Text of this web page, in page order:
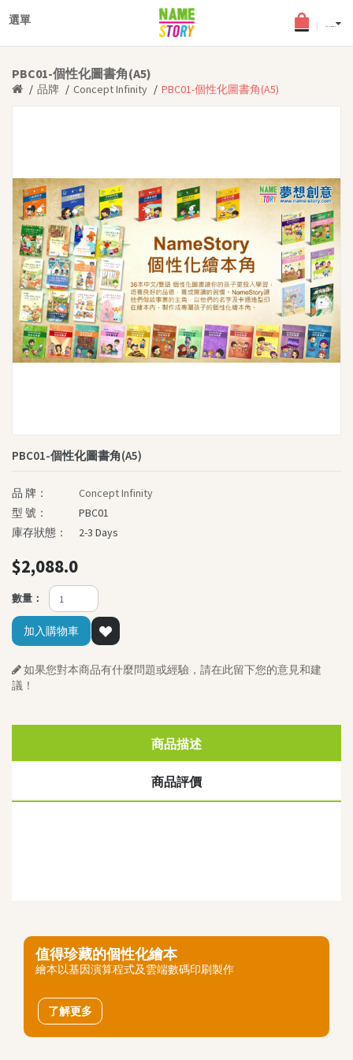
登入 English
搜查文章
適合6-8歲兒童
適合9-12歲少年
中英文個性化圖書
《孩子的夢》角色扮演小舞
台
女兒故事系列
品德教育叢書
中文書籍
深心媽媽故事系列
我的童話大冒險系列
生命教育叢書
智慧教育叢書
英文書籍
The Power Of Name
“Brave Out, Thumbelina!”
Fun and Friends
SASSI Junior
其他書籍及精品
QEF 我的香港故事系列
不一樣的傑青
選單 (0) - HKD$0.0
PBC01-個性化圖書角(A5)
品牌 Concept Infinity PBC01-個性化圖書角(A5)
PBC01-個性化圖書角(A5)
品 牌：
Concept Infinity
型 號：
PBC01
庫存狀態：
2-3 Days
$2,088.0
數量：
加入購物車
如果您對本商品有什麼問題或經驗，請在此留下您的意見和建
議！
商品描述
商品評價
值得珍藏的個性化繪本
繪本以基因演算程式及雲端數碼印刷製作
了解更多